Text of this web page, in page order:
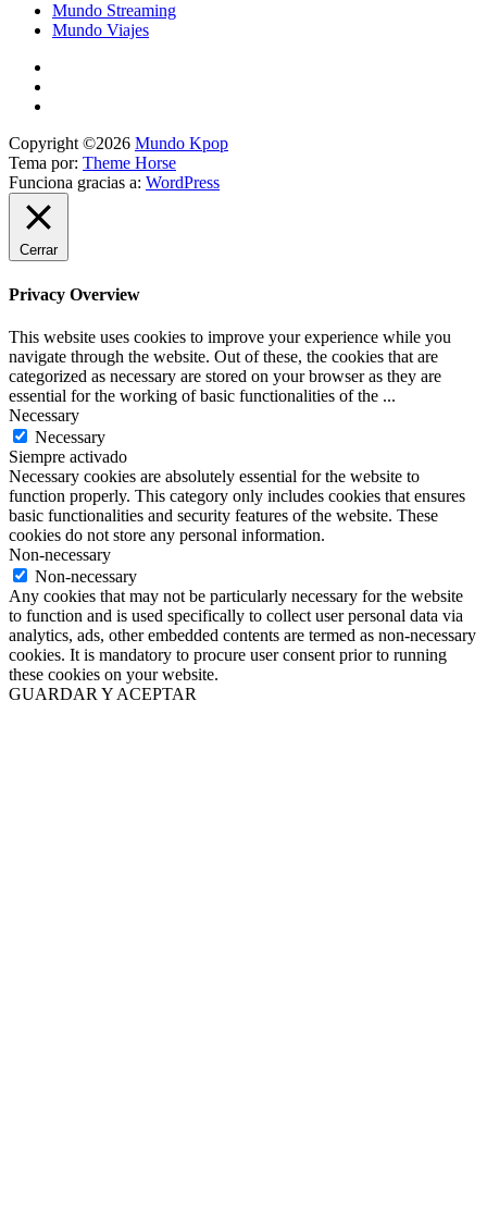
Mundo Streaming
Mundo Viajes
Copyright ©2026 Mundo Kpop
Tema por: Theme Horse
Funciona gracias a: WordPress
Cerrar
Privacy Overview
This website uses cookies to improve your experience while you
navigate through the website. Out of these, the cookies that are
categorized as necessary are stored on your browser as they are
essential for the working of basic functionalities of the ...
Necessary
Necessary
Siempre activado
Necessary cookies are absolutely essential for the website to
function properly. This category only includes cookies that ensures
basic functionalities and security features of the website. These
cookies do not store any personal information.
Non-necessary
Non-necessary
Any cookies that may not be particularly necessary for the website
to function and is used specifically to collect user personal data via
analytics, ads, other embedded contents are termed as non-necessary
cookies. It is mandatory to procure user consent prior to running
these cookies on your website.
GUARDAR Y ACEPTAR